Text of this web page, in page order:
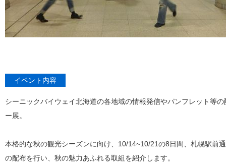
イベント内容
シーニックバイウェイ北海道の各地域の情報発信やパンフレット等
ー展。
本格的な秋の観光シーズンに向け、10/14~10/21の8日間、札幌駅前
の配布を行い、秋の魅力あふれる取組を紹介します。